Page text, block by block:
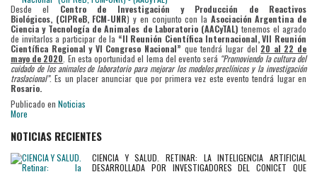
Desde el Centro de Investigación y Producción de Reactivos
Biológicos, (CIPReB, FCM-UNR) y en conjunto con la Asociación Argentina de
Ciencia y Tecnología de Animales de Laboratorio (AACyTAL) tenemos el agrado
de invitarlos a participar de la “II Reunión Científica Internacional, VII Reunión
Científica Regional y VI Congreso Nacional” que tendrá lugar del 20 al 22 de
mayo de 2020. En esta oportunidad el lema del evento será “Promoviendo la cultura del
cuidado de los animales de laboratorio para mejorar los modelos preclínicos y la investigación
traslacional”. Es un placer anunciar que por primera vez este evento tendrá lugar en
Rosario.
Publicado en Noticias
More
NOTICIAS RECIENTES
CIENCIA Y SALUD. RETINAR: LA INTELIGENCIA ARTIFICIAL
DESARROLLADA POR INVESTIGADORES DEL CONICET QUE